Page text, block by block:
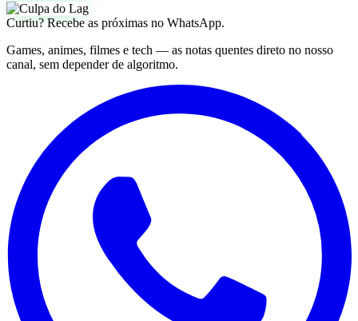
Curtiu? Recebe as próximas no WhatsApp.
Games, animes, filmes e tech — as notas quentes direto no nosso
canal, sem depender de algoritmo.